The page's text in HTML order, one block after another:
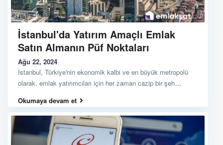
İstanbul'da Yatırım Amaçlı Emlak
Satın Almanın Püf Noktaları
Ağu 22, 2024
İstanbul, Türkiye'nin ekonomik kalbi ve en büyük metropolü
olarak, emlak yatırımcıları için her zaman cazip bir şeh...
Okumaya devam et